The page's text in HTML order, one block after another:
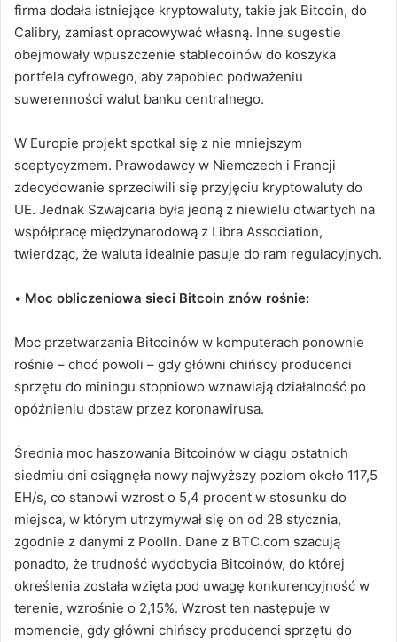
firma dodała istniejące kryptowaluty, takie jak Bitcoin, do
Calibry, zamiast opracowywać własną. Inne sugestie
obejmowały wpuszczenie stablecoinów do koszyka
portfela cyfrowego, aby zapobiec podważeniu
suwerenności walut banku centralnego.
W Europie projekt spotkał się z nie mniejszym
sceptycyzmem. Prawodawcy w Niemczech i Francji
zdecydowanie sprzeciwili się przyjęciu kryptowaluty do
UE. Jednak Szwajcaria była jedną z niewielu otwartych na
współpracę międzynarodową z Libra Association,
twierdząc, że waluta idealnie pasuje do ram regulacyjnych.
• Moc obliczeniowa sieci Bitcoin znów rośnie:
Moc przetwarzania Bitcoinów w komputerach ponownie
rośnie – choć powoli – gdy główni chińscy producenci
sprzętu do miningu stopniowo wznawiają działalność po
opóźnieniu dostaw przez koronawirusa.
Średnia moc haszowania Bitcoinów w ciągu ostatnich
siedmiu dni osiągnęła nowy najwyższy poziom około 117,5
EH/s, co stanowi wzrost o 5,4 procent w stosunku do
miejsca, w którym utrzymywał się on od 28 stycznia,
zgodnie z danymi z PoolIn. Dane z BTC.com szacują
ponadto, że trudność wydobycia Bitcoinów, do której
określenia została wzięta pod uwagę konkurencyjność w
terenie, wzrośnie o 2,15%. Wzrost ten następuje w
momencie, gdy główni chińscy producenci sprzętu do